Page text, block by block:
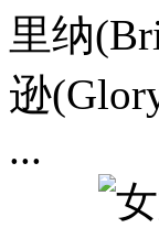
里纳
逊
...